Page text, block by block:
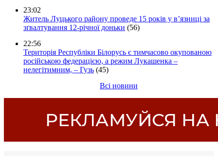
23:02
Житель Луцького району проведе 15 років у в’язниці за
зґвалтування 12-річної доньки (56)
22:56
Територія Республіки Білорусь є тимчасово окупованою
російською федерацією, а режим Лукашенка –
нелегітимним, – Гузь (45)
Всі новини